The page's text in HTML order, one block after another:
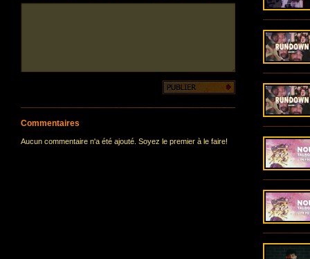
Commentaires
Aucun commentaire n'a été ajouté. Soyez le premier à le faire!